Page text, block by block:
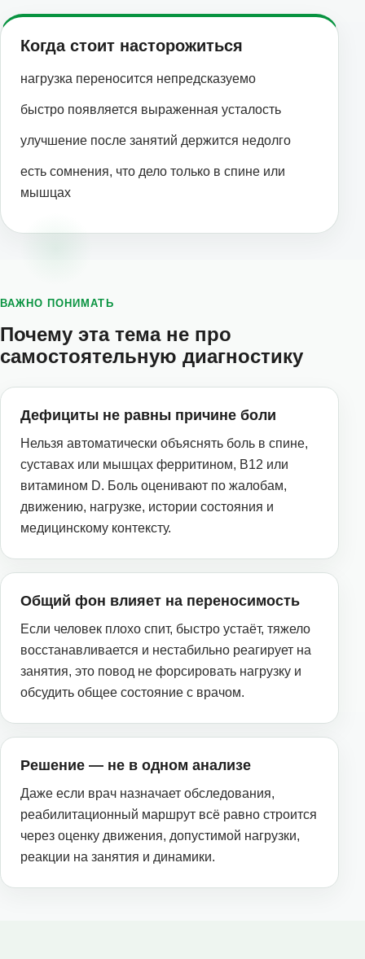
Когда стоит насторожиться
нагрузка переносится непредсказуемо
быстро появляется выраженная усталость
улучшение после занятий держится недолго
есть сомнения, что дело только в спине или
мышцах
ВАЖНО ПОНИМАТЬ
Почему эта тема не про
самостоятельную диагностику
Дефициты не равны причине боли
Нельзя автоматически объяснять боль в спине,
суставах или мышцах ферритином, B12 или
витамином D. Боль оценивают по жалобам,
движению, нагрузке, истории состояния и
медицинскому контексту.
Общий фон влияет на переносимость
Если человек плохо спит, быстро устаёт, тяжело
восстанавливается и нестабильно реагирует на
занятия, это повод не форсировать нагрузку и
обсудить общее состояние с врачом.
Решение — не в одном анализе
Даже если врач назначает обследования,
реабилитационный маршрут всё равно строится
через оценку движения, допустимой нагрузки,
реакции на занятия и динамики.